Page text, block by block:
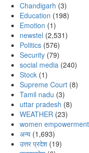
Chandigarh (3)
Education (198)
Emotion (1)
newstel (2,531)
Politics (576)
Security (79)
social media (240)
Stock (1)
Supreme Court (8)
Tamil nadu (3)
uttar pradesh (8)
WEATHER (23)
women empowerment
अन्य (1,693)
उत्तर प्रदेश (19)